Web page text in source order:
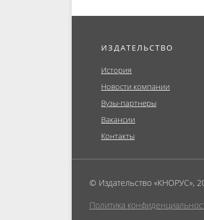
ИЗДАТЕЛЬСТВО
История
Новости компании
Вузы-партнеры
Вакансии
Контакты
© Издательство «КНОРУС»,
Политика